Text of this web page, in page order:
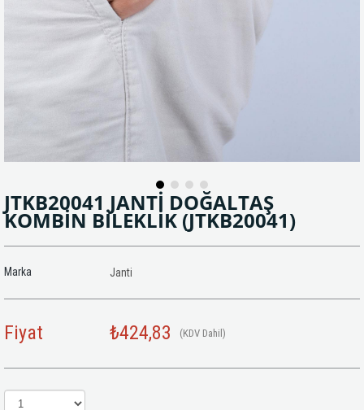
JTKB20041 JANTİ DOĞALTAŞ
KOMBİN BİLEKLİK (JTKB20041)
Marka Janti
Fiyat ₺424,83 (KDV Dahil)